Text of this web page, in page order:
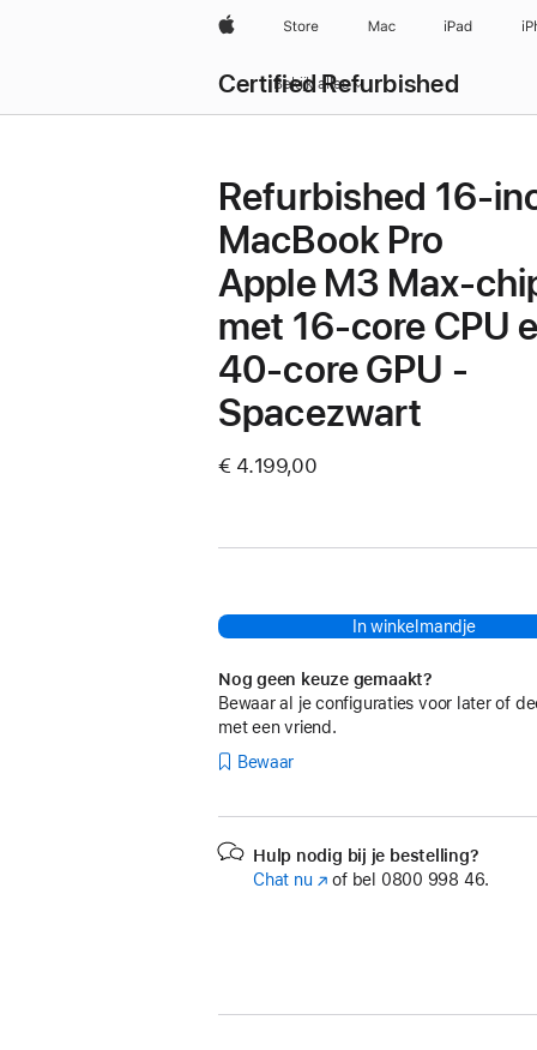
AppleStore Mac iPad
Certified Refurbished
Bekijk alles
Refurbished
MacBook Pro
Apple M3 Max-
met 16‑core CPU
40‑core GPU -
Spacezwart
€ 4.199,00
In winkelmandje
Nog geen keuze gemaakt?
Bewaar al je configuraties voor later of
met een vriend.
Bewaar
Hulp nodig bij je bestelling?
Chat nu (Wordt
of bel 0800 998 46.